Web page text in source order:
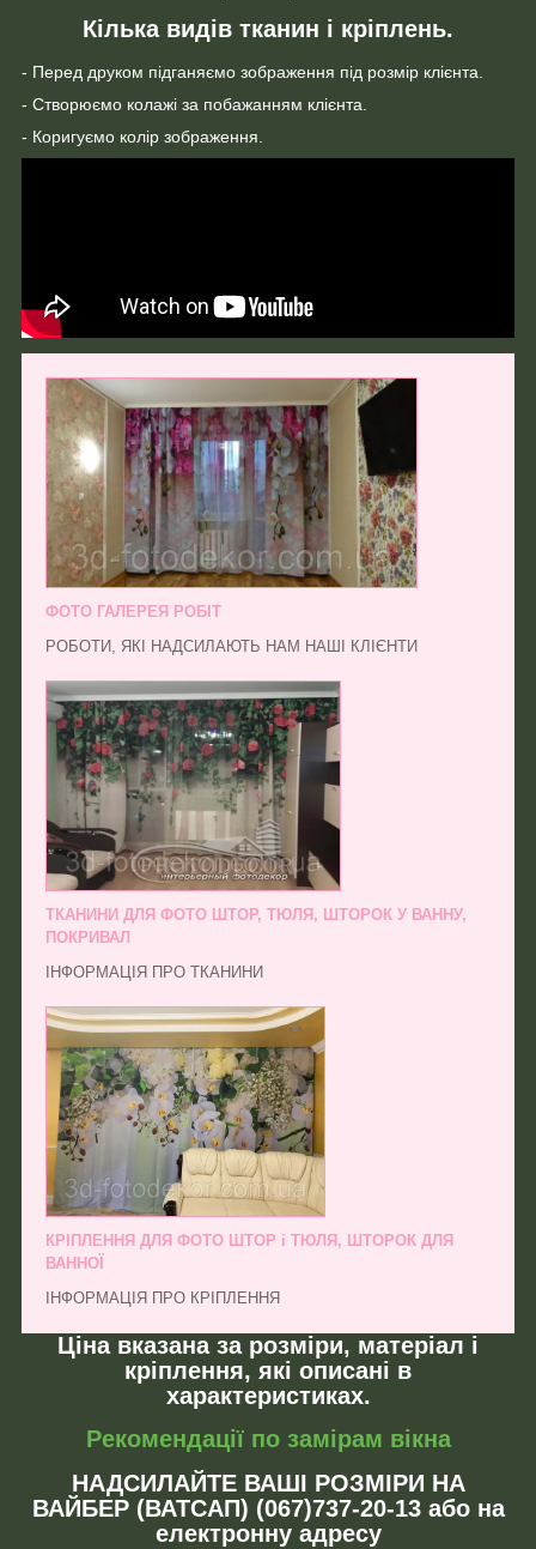
Кілька видів тканин і кріплень.
- Перед друком підганяємо зображення під розмір клієнта.
- Створюємо колажі за побажанням клієнта.
- Коригуємо колір зображення.
ФОТО ГАЛЕРЕЯ РОБІТ
РОБОТИ, ЯКІ НАДСИЛАЮТЬ НАМ НАШІ КЛІЄНТИ
ТКАНИНИ ДЛЯ ФОТО ШТОР, ТЮЛЯ, ШТОРОК У ВАННУ,
ПОКРИВАЛ
ІНФОРМАЦІЯ ПРО ТКАНИНИ
КРІПЛЕННЯ ДЛЯ ФОТО ШТОР і ТЮЛЯ, ШТОРОК ДЛЯ
ВАННОЇ
ІНФОРМАЦІЯ ПРО КРІПЛЕННЯ
Ціна вказана за розміри, матеріал і
кріплення, які описані в
характеристиках.
Рекомендації по замірам вікна
НАДСИЛАЙТЕ ВАШІ РОЗМІРИ НА
ВАЙБЕР (ВАТСАП) (067)737-20-13 або на
електронну адресу